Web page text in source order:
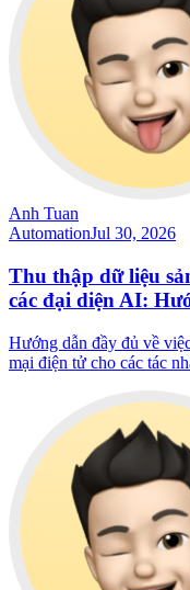
Anh Tuan
AutomationJul 30, 2026
Thu thập dữ liệu
các đại diện AI:
Hướng dẫn đầy đủ về
mại điện tử cho các tác